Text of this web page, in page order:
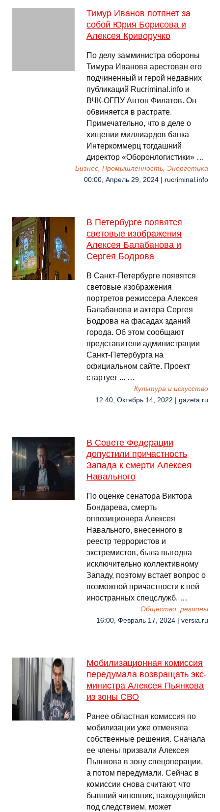
Тимур Иванов потянет за
собой Юрия Борисова и
Алексея Криворучко
По делу замминистра обороны
Тимура Иванова арестован его
подчиненный и герой недавних
публикаций Rucriminal.info и
ВЧК-ОГПУ Антон Филатов. Он
обвиняется в растрате.
Примечательно, что в деле о
хищении миллиардов банка
Интеркоммерц тогдашний
директор «Оборонлогистики» …
Бизнес, Промышленность, Энергетика
00:00, Апрель 29, 2024 | rucriminal.info
В Петербурге появятся
световые изображения
Алексея Балабанова и
Сергея Бодрова
В Санкт-Петербурге появятся
световые изображения
портретов режиссера Алексея
Балабанова и актера Сергея
Бодрова на фасадах зданий
города. Об этом сообщают
представители администрации
Санкт-Петербурга на
официальном сайте. Проект
стартует ... …
Культура и искусство
12:40, Октябрь 14, 2022 | gazeta.ru
В Совете Федерации
допустили причастность
Запада к смерти Алексея
Навального
По оценке сенатора Виктора
Бондарева, смерть
оппозиционера Алексея
Навального, внесенного в
реестр террористов и
экстремистов, была выгодна
исключительно коллективному
Западу, поэтому встает вопрос о
возможной причастности к ней
иностранных спецслужб. …
Общество, регионы
16:00, Февраль 17, 2024 | versia.ru
Мобилизационная комиссия
передумала возвращать экс-
министра Алексея Пьянкова
из зоны СВО
Ранее областная комиссия по
мобилизации уже отменяла
собственные решения. Сначала
ее члены призвали Алексея
Пьянкова в зону спецоперации,
а потом передумали. Сейчас в
комиссии снова считают, что
бывший чиновник, находящийся
под следствием, может